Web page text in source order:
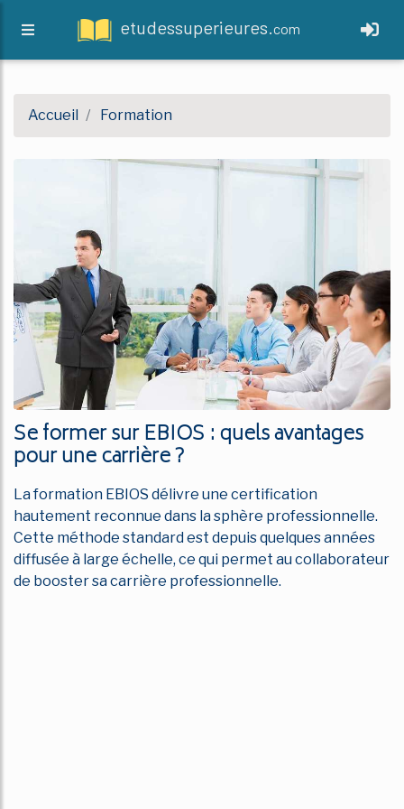
etudessuperieures.com
Accueil Formation
Se former sur EBIOS : quels avantages
pour une carrière ?
La formation EBIOS délivre une certification
hautement reconnue dans la sphère professionnelle.
Cette méthode standard est depuis quelques années
diffusée à large échelle, ce qui permet au collaborateur
de booster sa carrière professionnelle.